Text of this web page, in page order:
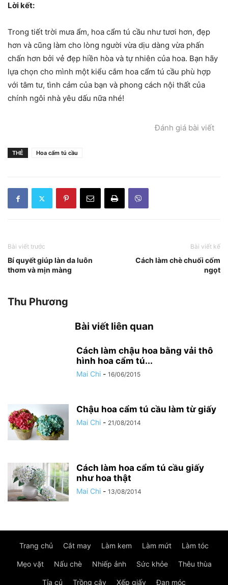
Lời kết:
Trong tiết trời mưa ẩm, hoa cẩm tú cầu như tươi hơn, đẹp
hơn và cũng làm cho lòng người vừa dịu dàng vừa phấn
chấn hơn bởi vẻ đẹp hiền hòa và tự nhiên của hoa. Bạn hãy
lựa chọn cho mình một kiểu cắm hoa cẩm tú cầu phù hợp
với tâm tư, tình cảm của bạn và phong cách nội thất của
chính ngôi nhà yêu dấu nữa nhé!
Đánh giá bài viết
THẺ Hoa cẩm tú cầu
Bài viết trước
Bí quyết giúp làn da luôn
thơm và mịn màng
Bài viết kế
Cách làm chè chuối cốm
ngọt
Thu Phương
Bài viết liên quan
Cách làm chậu hoa bằng vải thô
hình hoa cẩm tú...
Mai Chi - 16/06/2015
Chậu hoa cẩm tú cầu làm từ giấy
Mai Chi - 21/08/2014
Cách làm hoa cẩm tú cầu giấy
như hoa thật
Mai Chi - 13/08/2014
Trang chủ Cắt may Làm kem Làm mứt Làm tóc
Mẹo vặt Nấu chè Nhiếp ảnh Sức khỏe Thêu thùa
Tỉa củ Trồng cây Xếp giấy Đan móc